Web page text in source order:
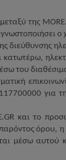
της MORE.
ο
του
.GR και το
όρου, η
μέσω αυτού